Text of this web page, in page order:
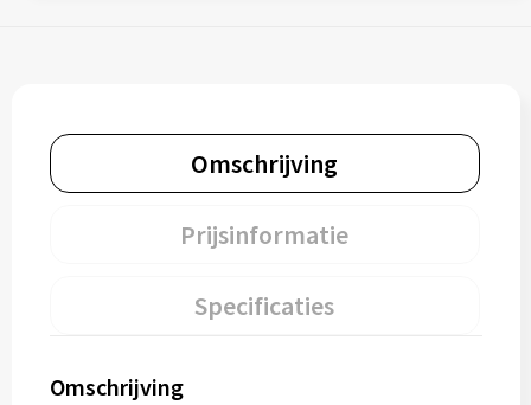
Omschrijving
Prijsinformatie
Specificaties
Omschrijving